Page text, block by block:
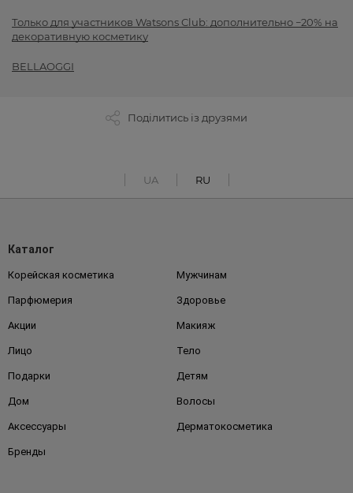
Только для участников Watsons Club: дополнительно −20% на
декоративную косметику
BELLAOGGI
Поділитись із друзями
UA RU
Каталог
Корейская косметика Мужчинам
Парфюмерия Здоровье
Акции Макияж
Лицо Тело
Подарки Детям
Дом Волосы
Аксессуары Дерматокосметика
Бренды